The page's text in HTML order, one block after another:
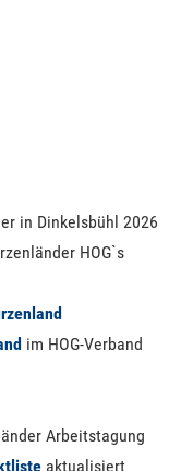
in Dinkelsbühl 2026
HOG`s
im HOG-Verband
Arbeitstagung
aktualisiert